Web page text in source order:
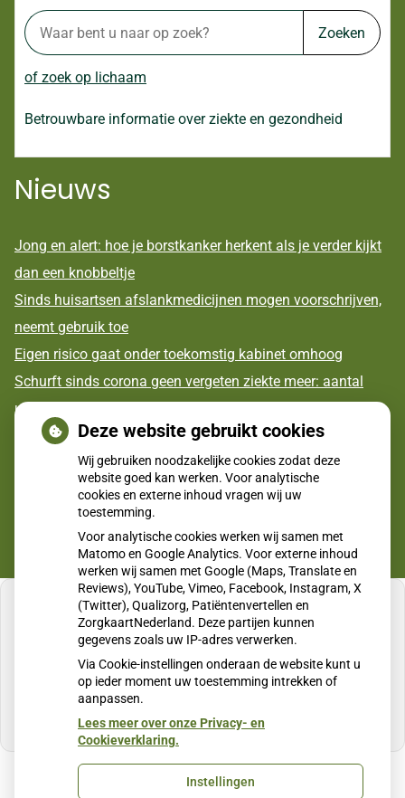
Zoeken
of zoek op lichaam
Betrouwbare informatie over ziekte en gezondheid
Nieuws
Jong en alert: hoe je borstkanker herkent als je verder kijkt
dan een knobbeltje
Sinds huisartsen afslankmedicijnen mogen voorschrijven,
neemt gebruik toe
Eigen risico gaat onder toekomstig kabinet omhoog
Schurft sinds corona geen vergeten ziekte meer: aantal
uitbraken fors gestegen
CZ vergoedt zorg van twee gespecialiseerde
revalidatieartsen niet meer
U heeft geen toestemming gegeven voor
externe inhoud die nodig is om dit te zien.
Cookie-instellingen wijzigen
Deze website gebruikt cookies
Wij gebruiken noodzakelijke cookies zodat deze
website goed kan werken. Voor analytische
cookies en externe inhoud vragen wij uw
toestemming.
Voor analytische cookies werken wij samen met
Matomo en Google Analytics. Voor externe inhoud
werken wij samen met Google (Maps, Translate en
Reviews), YouTube, Vimeo, Facebook, Instagram, X
(Twitter), Qualizorg, Patiëntenvertellen en
ZorgkaartNederland. Deze partijen kunnen
gegevens zoals uw IP-adres verwerken.
Via Cookie-instellingen onderaan de website kunt u
op ieder moment uw toestemming intrekken of
aanpassen.
Lees meer over onze Privacy- en
Cookieverklaring.
Instellingen